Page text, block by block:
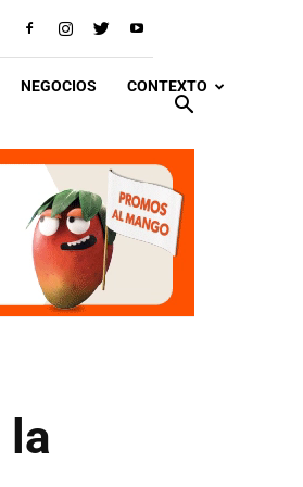
NEGOCIOS CONTEXTO
la